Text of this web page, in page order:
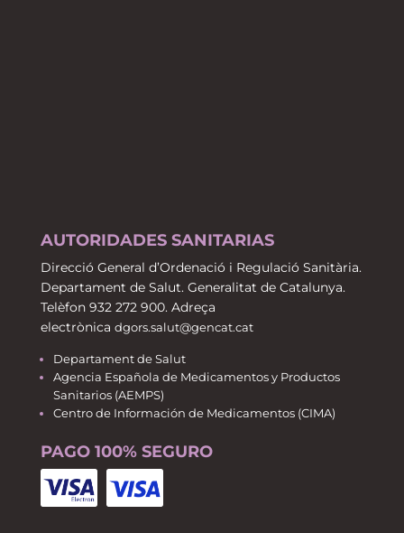
AUTORIDADES SANITARIAS
Direcció General d’Ordenació i Regulació Sanitària.
Departament de Salut. Generalitat de Catalunya.
Telèfon 932 272 900. Adreça
electrònica dgors.salut@gencat.cat
Departament de Salut
Agencia Española de Medicamentos y Productos
Sanitarios (AEMPS)
Centro de Información de Medicamentos (CIMA)
PAGO 100% SEGURO